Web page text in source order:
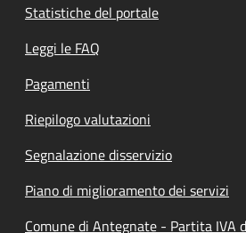
Statistiche del portale
Leggi le FAQ
Pagamenti
Riepilogo valutazioni
Segnalazione disservizio
Piano di miglioramento dei servizi
Comune di Antegnate - Partita IVA